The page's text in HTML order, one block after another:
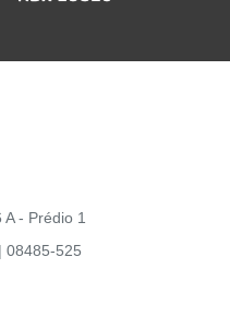
- Prédio 1
08485-525